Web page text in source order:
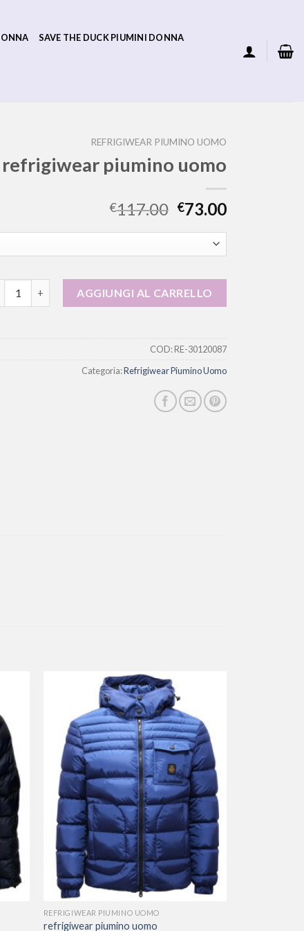
SAVE THE DUCK PIUMINI DONNA
REFRIGIWEAR PIUMINO UOMO
refrigiwear piumino uomo
€117.00 €73.00
AGGIUNGI AL CARRELLO
COD:RE-30120087
Categoria:Refrigiwear Piumino Uomo
REFRIGIWEAR PIUMINO UOMO
refrigiwear piumino uomo